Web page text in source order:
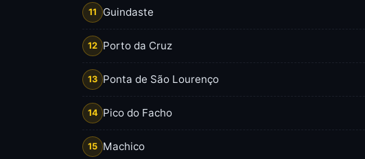
11 Guindaste
12 Porto da Cruz
13 Ponta de São Lourenço
14 Pico do Facho
15 Machico